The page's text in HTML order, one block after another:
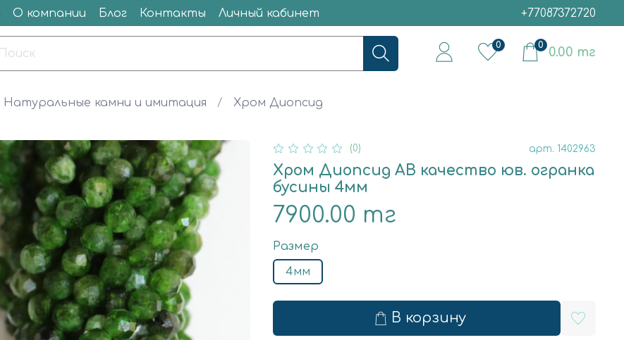
О компании Блог Контакты Личный кабинет +77087372720
0 0 0.00 тг
Натуральные камни и имитация Хром Диопсид
(0) арт. 1402963
Хром Диопсид АВ качество юв. огранка
бусины 4мм
7900.00 тг
Размер
4мм
В корзину